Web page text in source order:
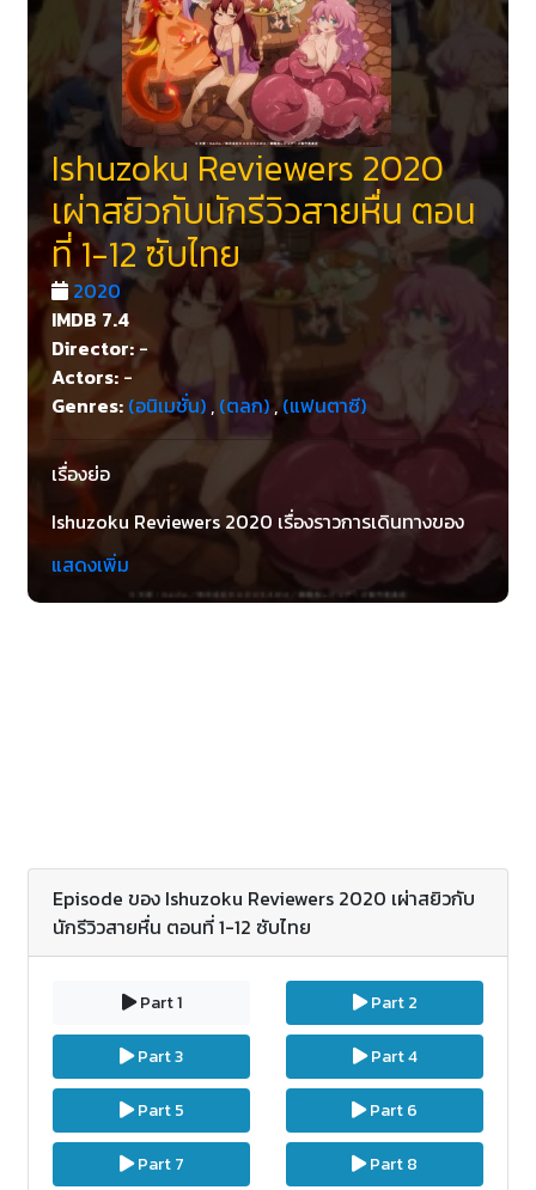
Ishuzoku Reviewers 2020
เผ่าสยิวกับนักรีวิวสายหื่น ตอน
ที่ 1-12 ซับไทย
2020
IMDB 7.4
Director:-
Actors: -
Genres: (อนิเมชั่น) , (ตลก),(แฟนตาซี)
เรื่องย่อ
Ishuzoku Reviewers 2020 เรื่องราวการเดินทางของ
ลูกผู้ชายตัวจริง (แต่บางตัวก็ไม่จริง!?) ที่แน่แน่วแล้วก็
มั่นคงบนถนนสายโลกีย์อย่างไม่ท้อถอย... เมื่อพวกเขา
จำเป็นต้องเขียนรีวิวเพื่อหาตังค์มาประทังความหิว (ซะ
แสดงเพิ่ม
Episode ของ Ishuzoku Reviewers 2020 เผ่าสยิวกับ
นักรีวิวสายหื่น ตอนที่ 1-12 ซับไทย
Part 1 Part 2
Part 3 Part 4
Part 5 Part 6
Part 7 Part 8